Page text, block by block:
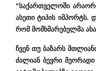
"საქართველოში
ასეთი ტიპის იმპორტს.
რომ მომხმარებელმა
ჩვენ თუ ბაზარს
ძალიან ბევრი